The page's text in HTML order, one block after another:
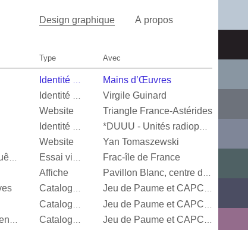
Design graphique À propos
Type Avec
Mains d’Œuvres
Virgile Guinard
Website
Triangle France-Astérides
Identité visuelle *DUUU - Unités radiophoniques mobiles
Website
Yan Tomaszewski
Valérie Mréjen, Images en quête d'histoires Essai visuel
Frac-île de France
Affiche Pavillon Blanc, centre d’art contemporain de la Ville de Colomiers
Catalogue d’exposition Jeu de Paume et CAPC Bordeaux